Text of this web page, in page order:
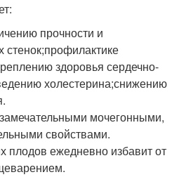
прочности и
стенок;профилактике
здоровья сердечно-
холестерина;снижению
мочегонными,
свойствами.
плодов ежедневно избавит от